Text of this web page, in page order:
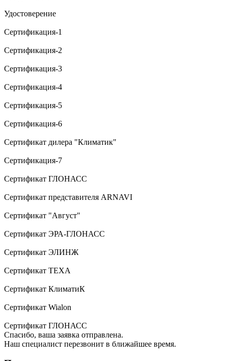
Удостоверение
Сертификация-1
Сертификация-2
Сертификация-3
Сертификация-4
Сертификация-5
Сертификация-6
Сертификат дилера "Климатик"
Сертификация-7
Сертификат ГЛОНАСС
Сертификат представителя ARNAVI
Сертификат "Август"
Сертификат ЭРА-ГЛОНАСС
Сертификат ЭЛИНЖ
Сертификат TEXA
Сертификат КлиматиК
Сертификат Wialon
Сертификат ГЛОНАСС
Спасибо, ваша заявка отправлена.
Наш специалист перезвонит в ближайшее время.